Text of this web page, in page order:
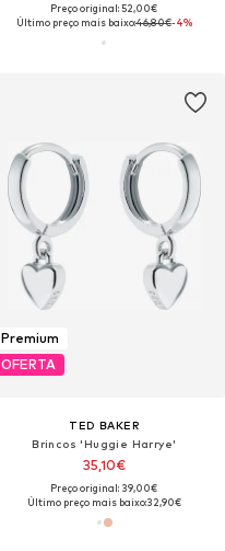
Preço original: 52,00€
Último preço mais baixo:46,80€-4%
Premium
OFERTA
TED BAKER
Brincos 'Huggie Harrye'
35,10€
Preço original: 39,00€
Último preço mais baixo:32,90€